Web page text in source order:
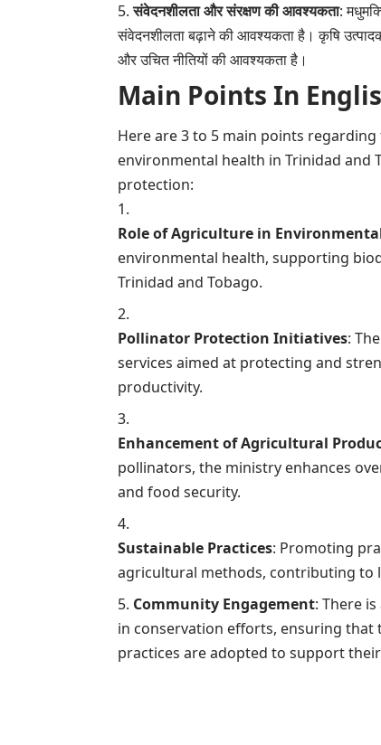
संवेदनशीलता और संरक्षण की आवश्यकता:
संवेदनशीलता बढ़ाने की आवश्यकता है। कृषि
और उचित नीतियों की आवश्यकता है।
Main Points In
Here are 3 to 5 main points
environmental health in Trinidad and
protection:
Role of Agriculture in
environmental health, supporting
Trinidad and Tobago.
Pollinator Protection Initiatives:
services aimed at protecting and
productivity.
Enhancement of Agricultural
pollinators, the ministry enhances
and food security.
Sustainable Practices: Promoting
agricultural methods, contributing to
Community Engagement: There
in conservation efforts, ensuring
practices are adopted to support